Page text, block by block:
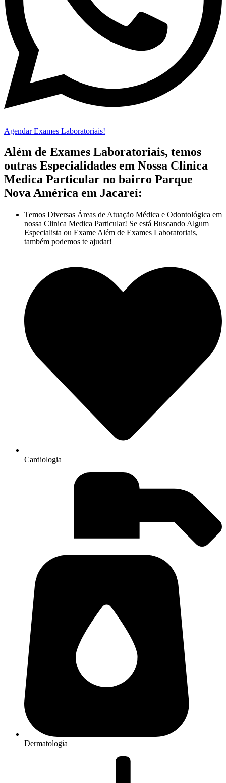
Agendar Exames Laboratoriais!
Além de Exames Laboratoriais, temos
outras Especialidades em Nossa Clinica
Medica Particular no bairro Parque
Nova América em Jacareí:
Temos Diversas Áreas de Atuação Médica e Odontológica em
nossa Clinica Medica Particular! Se está Buscando Algum
Especialista ou Exame Além de Exames Laboratoriais,
também podemos te ajudar!
Cardiologia
Dermatologia